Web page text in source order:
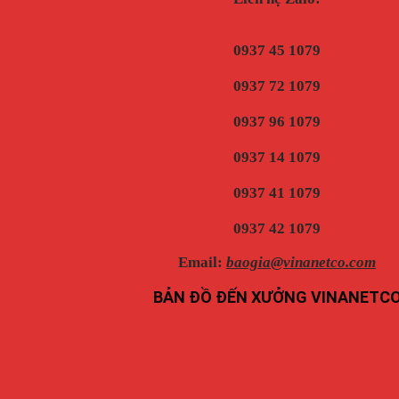
0937 45 1079
0937 72 1079
0937 96 1079
0937 14 1079
0937 41 1079
0937 42 1079
Email: baogia@vinanetco.com
BẢN ĐỒ ĐẾN XƯỞNG